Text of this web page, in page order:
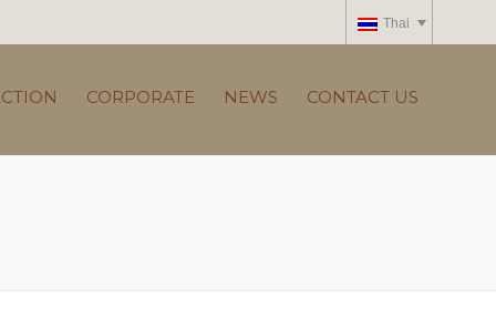
Thai
CORPORATE NEWS CONTACT US